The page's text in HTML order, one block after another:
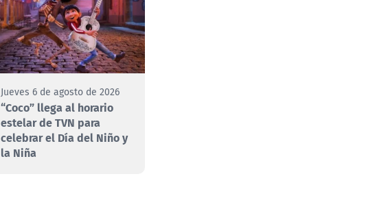
Jueves 6 de agosto de 2026
“Coco” llega al horario
estelar de TVN para
celebrar el Día del Niño y
la Niña